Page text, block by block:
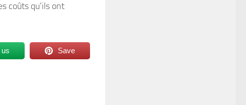
coûts qu’ils ont
us Save